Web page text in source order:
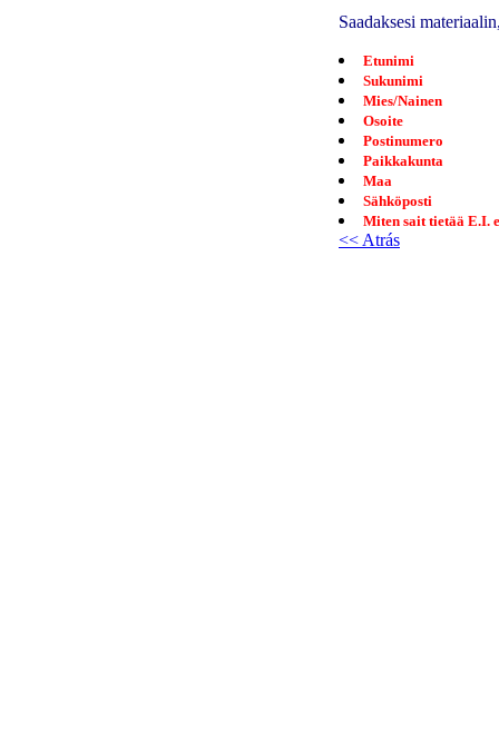
Saadaksesi
Etunimi
Sukunimi
Mies/Nainen
Osoite
Postinumero
Paikkakunta
Maa
Sähköposti
Miten sait tietää E.I.
<< Atrás